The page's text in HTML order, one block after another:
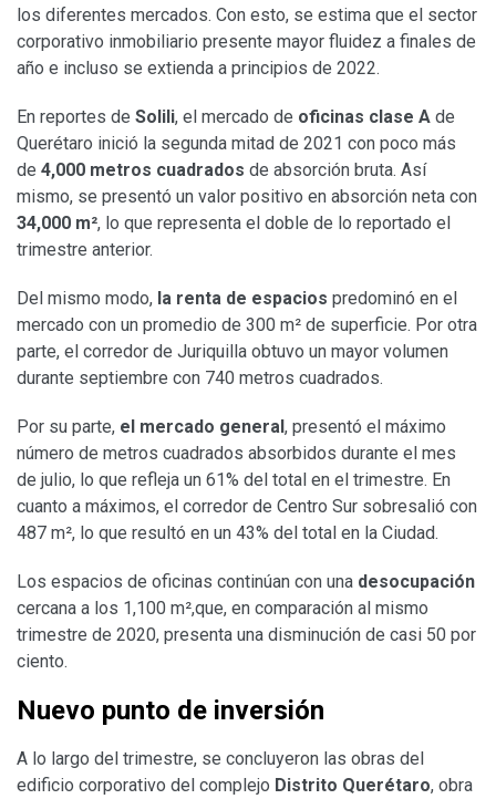
los diferentes mercados. Con esto, se estima que el sector
corporativo inmobiliario presente mayor fluidez a finales de
año e incluso se extienda a principios de 2022.
En reportes de Solili, el mercado de oficinas clase A de
Querétaro inició la segunda mitad de 2021 con poco más
de 4,000 metros cuadrados de absorción bruta. Así
mismo, se presentó un valor positivo en absorción neta con
34,000 m², lo que representa el doble de lo reportado el
trimestre anterior.
Del mismo modo, la renta de espacios predominó en el
mercado con un promedio de 300 m² de superficie. Por otra
parte, el corredor de Juriquilla obtuvo un mayor volumen
durante septiembre con 740 metros cuadrados.
Por su parte, el mercado general, presentó el máximo
número de metros cuadrados absorbidos durante el mes
de julio, lo que refleja un 61% del total en el trimestre. En
cuanto a máximos, el corredor de Centro Sur sobresalió con
487 m², lo que resultó en un 43% del total en la Ciudad.
Los espacios de oficinas continúan con una desocupación
cercana a los 1,100 m²,que, en comparación al mismo
trimestre de 2020, presenta una disminución de casi 50 por
ciento.
Nuevo punto de inversión
A lo largo del trimestre, se concluyeron las obras del
edificio corporativo del complejo Distrito Querétaro, obra